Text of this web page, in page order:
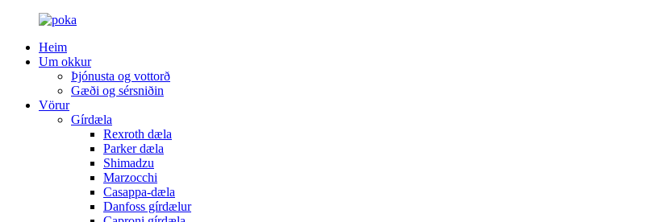
Heim
Um okkur
Þjónusta og vottorð
Gæði og sérsniðin
Vörur
Gírdæla
Rexroth dæla
Parker dæla
Shimadzu
Marzocchi
Casappa-dæla
Danfoss gírdælur